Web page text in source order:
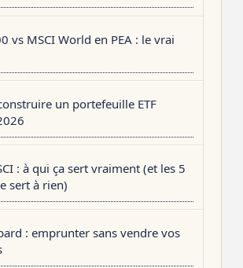
vs MSCI World en PEA : le vrai
un portefeuille ETF
: à qui ça sert vraiment (et les 5
sert à rien)
: emprunter sans vendre vos